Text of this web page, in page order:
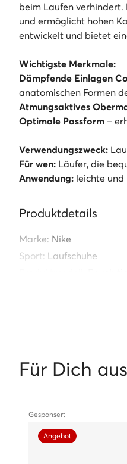
beim Laufen verhindert.
und ermöglicht hohen
entwickelt und bietet
Wichtigste Merkmale:
Dämpfende Einlagen
anatomischen Formen
Atmungsaktives
Optimale Passform –
Verwendungszweck:
Für wen: Läufer, die
Anwendung: leichte
Produktdetails
Marke: Nike
Sport: Laufschuhe
Für Dich
Gesponsert
Angebot